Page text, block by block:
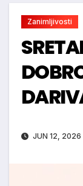
Zanimljivosti
JUN 12, 2026